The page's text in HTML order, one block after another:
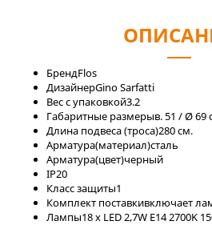
БрендFlos
ДизайнерGino Sarfatti
Вес с упаковкой3.2
Габаритные размерыв. 51 / Ø 69
Длина подвеса (троса)280 см.
Арматура(материал)сталь
Арматура(цвет)черный
IP20
Класс защиты1
Комплект поставкивключает
Лaмпы18 x LED 2,7W E14 2700K